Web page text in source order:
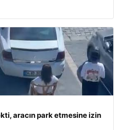
aracın park etmesine izin